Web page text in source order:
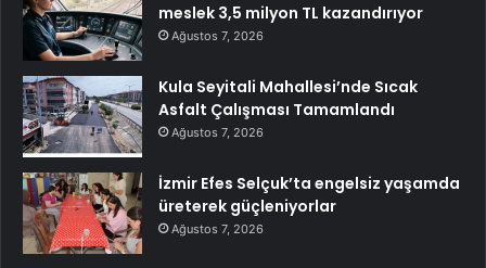
meslek 3,5 milyon TL kazandırıyor
Ağustos 7, 2026
Kula Seyitali Mahallesi’nde Sıcak
Asfalt Çalışması Tamamlandı
Ağustos 7, 2026
İzmir Efes Selçuk’ta engelsiz yaşamda
üreterek güçleniyorlar
Ağustos 7, 2026